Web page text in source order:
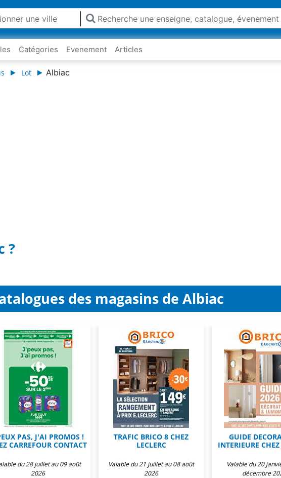
Catégories Evenement Articles
Lot Albiac
?
des magasins de Albiac
PAS, J'AI PROMOS !
CARREFOUR CONTACT
du 28 juillet au 09 août
2026
TRAFIC BRICO 8 CHEZ
LECLERC
Valable du 21 juillet au 08 août
2026
GUIDE
INTERIEURE CHEZ
Valable du 20
décembre